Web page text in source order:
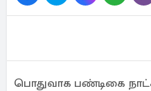
பொதுவாக பண்டிகை